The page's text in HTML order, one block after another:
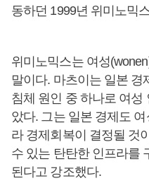
동하던 1999년 위미노믹
위미노믹스는 여성
말이다. 마츠이는 일본 경
침체 원인 중 하나로 여성
았다. 그는 일본 경제도
라 경제회복이 결정될 것
수 있는 탄탄한 인프라를
된다고 강조했다.